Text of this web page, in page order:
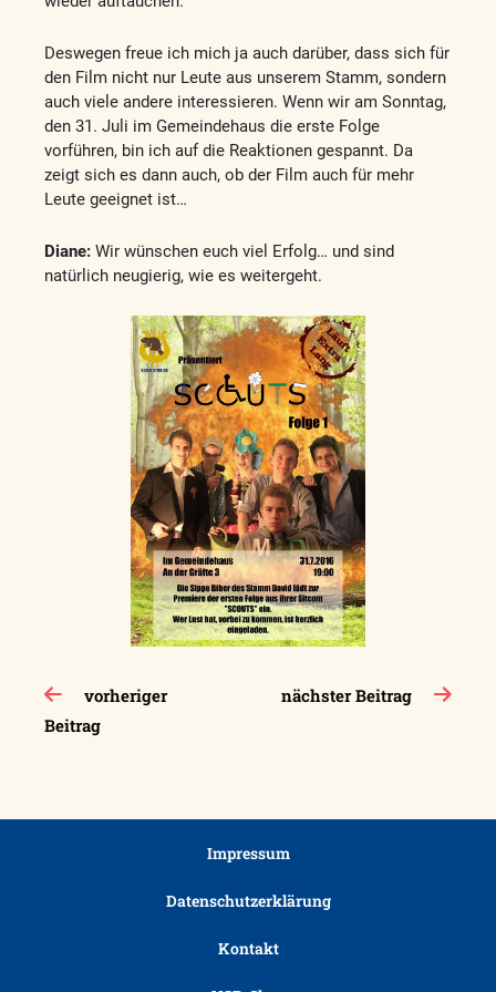
Deswegen freue ich mich ja auch darüber, dass sich für
den Film nicht nur Leute aus unserem Stamm, sondern
auch viele andere interessieren. Wenn wir am Sonntag,
den 31. Juli im Gemeindehaus die erste Folge
vorführen, bin ich auf die Reaktionen gespannt. Da
zeigt sich es dann auch, ob der Film auch für mehr
Leute geeignet ist…
Diane: Wir wünschen euch viel Erfolg… und sind
natürlich neugierig, wie es weitergeht.
Beitragsnavigation
vorheriger
Beitrag
nächster Beitrag
Impressum
Datenschutzerklärung
Kontakt